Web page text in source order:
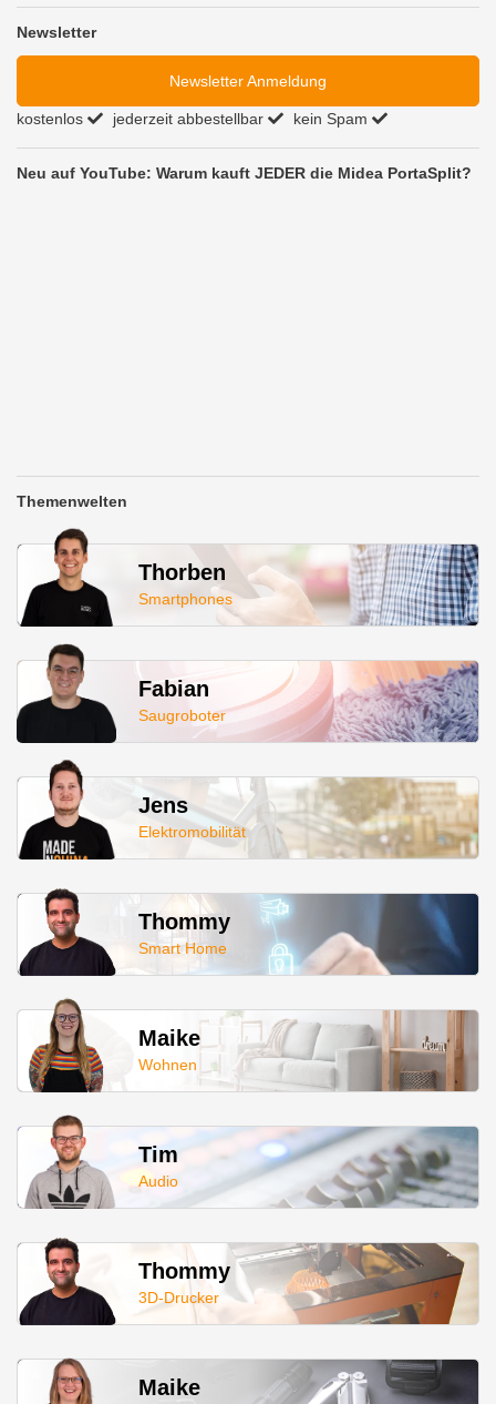
Newsletter
Newsletter Anmeldung
kostenlos jederzeit abbestellbar kein Spam
Neu auf YouTube: Warum kauft JEDER die Midea PortaSplit?
Themenwelten
Thorben
Smartphones
Fabian
Saugroboter
Jens
Elektromobilität
Thommy
Smart Home
Maike
Wohnen
Tim
Audio
Thommy
3D-Drucker
Maike